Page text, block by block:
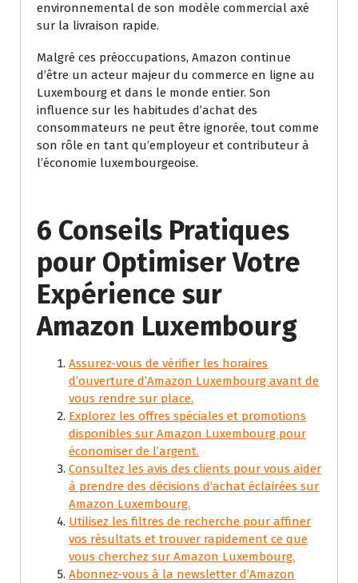
environnemental de son modèle commercial axé
sur la livraison rapide.
Malgré ces préoccupations, Amazon continue
d’être un acteur majeur du commerce en ligne au
Luxembourg et dans le monde entier. Son
influence sur les habitudes d’achat des
consommateurs ne peut être ignorée, tout comme
son rôle en tant qu’employeur et contributeur à
l’économie luxembourgeoise.
6 Conseils Pratiques
pour Optimiser Votre
Expérience sur
Amazon Luxembourg
Assurez-vous de vérifier les horaires
d’ouverture d’Amazon Luxembourg avant de
vous rendre sur place.
Explorez les offres spéciales et promotions
disponibles sur Amazon Luxembourg pour
économiser de l’argent.
Consultez les avis des clients pour vous aider
à prendre des décisions d’achat éclairées sur
Amazon Luxembourg.
Utilisez les filtres de recherche pour affiner
vos résultats et trouver rapidement ce que
vous cherchez sur Amazon Luxembourg.
Abonnez-vous à la newsletter d’Amazon